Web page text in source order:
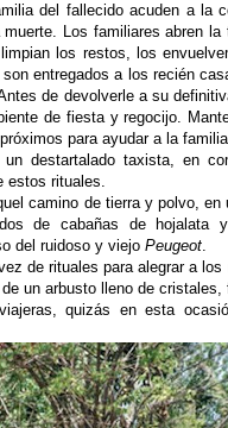
del fallecido acuden a la
Los familiares abren
los restos, los
entregados a los recién
de devolverle a su
de fiesta y regocijo.
para ayudar a la
destartalado taxista, en
estos rituales.
camino de tierra y polvo, en
de cabañas de hojalata
del ruidoso y viejo Peugeot.
de rituales para alegrar a
un arbusto lleno de
quizás en esta